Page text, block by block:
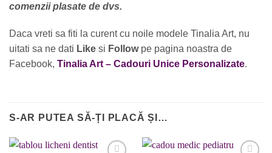
comenzii plasate de dvs.
Daca vreti sa fiti la curent cu noile modele Tinalia Art, nu
uitati sa ne dati Like si Followpe pagina noastra de
Facebook, Tinalia Art – Cadouri Unice Personalizate.
S-AR PUTEA SĂ-ȚI PLACĂ ȘI…